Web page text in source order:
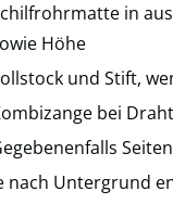
in
Höhe
und Stift,
bei
nach Untergrund